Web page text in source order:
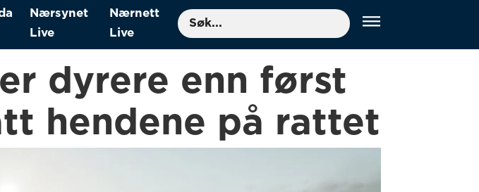
Nærsynet
Live
Nærnett
Live
Søk
dyrere enn først
hendene på rattet